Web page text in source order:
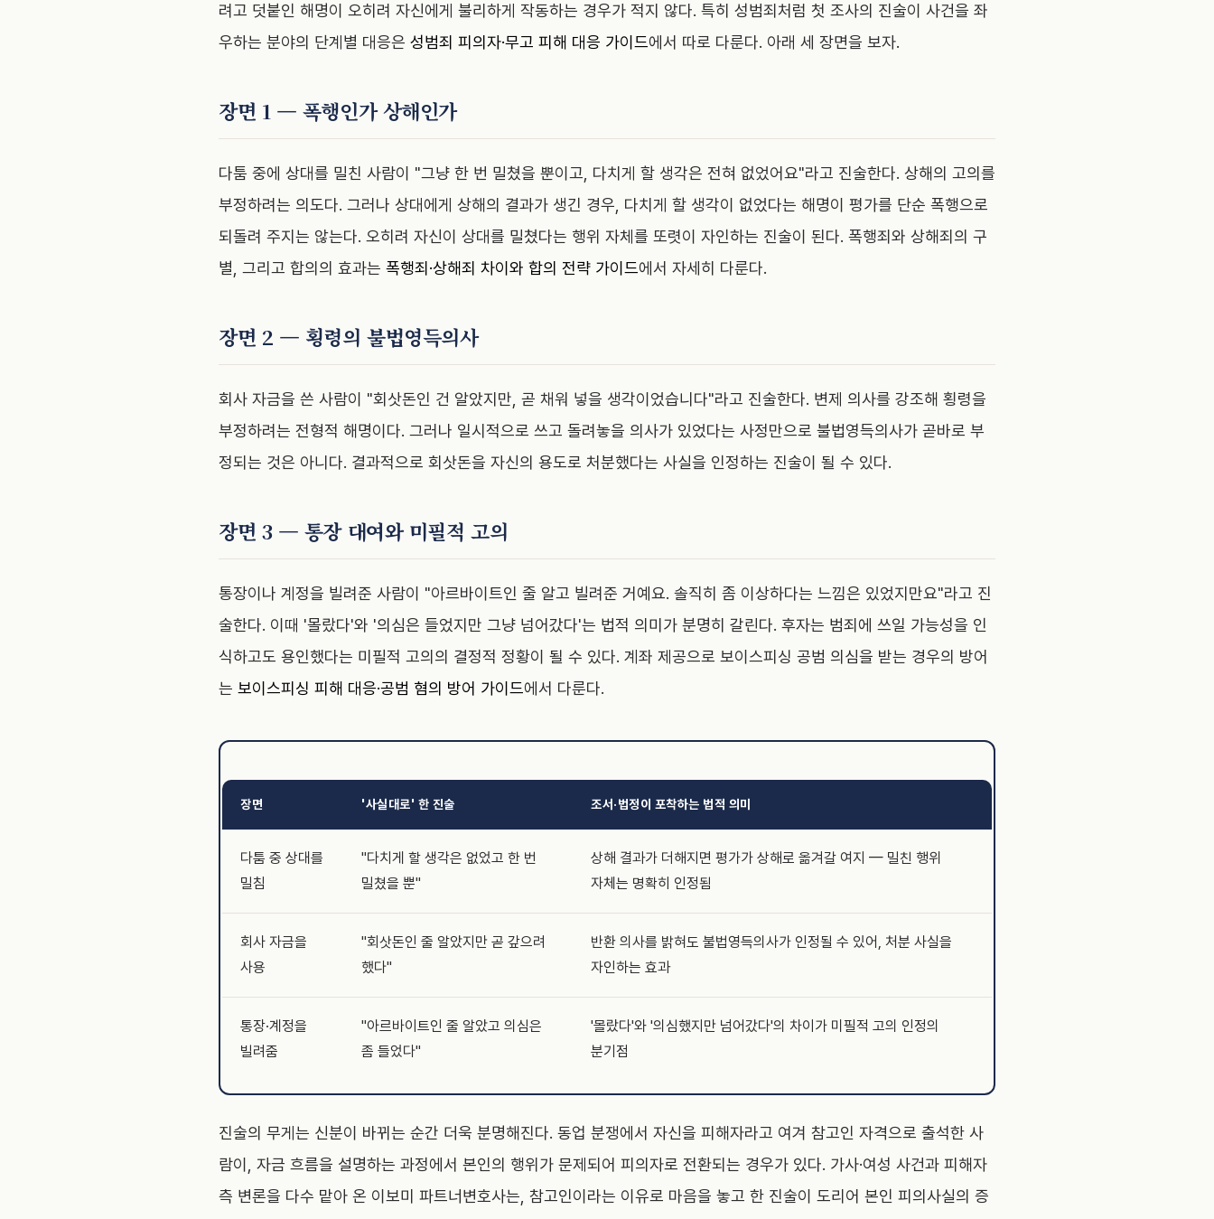
려고 덧붙인 해명이 오히려 자신에게 불리하게 작동하는 경우가 적지 않다. 특히 성범죄처럼 첫 조사의 진술이 사건을 좌
우하는 분야의 단계별 대응은 성범죄 피의자·무고 피해 대응 가이드에서 따로 다룬다. 아래 세 장면을 보자.
장면 1 — 폭행인가 상해인가
다툼 중에 상대를 밀친 사람이 "그냥 한 번 밀쳤을 뿐이고, 다치게 할 생각은 전혀 없었어요"라고 진술한다. 상해의 고의를
부정하려는 의도다. 그러나 상대에게 상해의 결과가 생긴 경우, 다치게 할 생각이 없었다는 해명이 평가를 단순 폭행으로
되돌려 주지는 않는다. 오히려 자신이 상대를 밀쳤다는 행위 자체를 또렷이 자인하는 진술이 된다. 폭행죄와 상해죄의 구
별, 그리고 합의의 효과는 폭행죄·상해죄 차이와 합의 전략 가이드에서 자세히 다룬다.
장면 2 — 횡령의 불법영득의사
회사 자금을 쓴 사람이 "회삿돈인 건 알았지만, 곧 채워 넣을 생각이었습니다"라고 진술한다. 변제 의사를 강조해 횡령을
부정하려는 전형적 해명이다. 그러나 일시적으로 쓰고 돌려놓을 의사가 있었다는 사정만으로 불법영득의사가 곧바로 부
정되는 것은 아니다. 결과적으로 회삿돈을 자신의 용도로 처분했다는 사실을 인정하는 진술이 될 수 있다.
장면 3 — 통장 대여와 미필적 고의
통장이나 계정을 빌려준 사람이 "아르바이트인 줄 알고 빌려준 거예요. 솔직히 좀 이상하다는 느낌은 있었지만요"라고 진
술한다. 이때 '몰랐다'와 '의심은 들었지만 그냥 넘어갔다'는 법적 의미가 분명히 갈린다. 후자는 범죄에 쓰일 가능성을 인
식하고도 용인했다는 미필적 고의의 결정적 정황이 될 수 있다. 계좌 제공으로 보이스피싱 공범 의심을 받는 경우의 방어
는 보이스피싱 피해 대응·공범 혐의 방어 가이드에서 다룬다.
장면 '사실대로' 한 진술 조서·법정이 포착하는 법적 의미
다툼 중 상대를
밀침
"다치게 할 생각은 없었고 한 번
밀쳤을 뿐"
상해 결과가 더해지면 평가가 상해로 옮겨갈 여지 — 밀친 행위
자체는 명확히 인정됨
회사 자금을
사용
"회삿돈인 줄 알았지만 곧 갚으려
했다"
반환 의사를 밝혀도 불법영득의사가 인정될 수 있어, 처분 사실을
자인하는 효과
통장·계정을
빌려줌
"아르바이트인 줄 알았고 의심은
좀 들었다"
'몰랐다'와 '의심했지만 넘어갔다'의 차이가 미필적 고의 인정의
분기점
진술의 무게는 신분이 바뀌는 순간 더욱 분명해진다. 동업 분쟁에서 자신을 피해자라고 여겨 참고인 자격으로 출석한 사
람이, 자금 흐름을 설명하는 과정에서 본인의 행위가 문제되어 피의자로 전환되는 경우가 있다. 가사·여성 사건과 피해자
측 변론을 다수 맡아 온 이보미 파트너변호사는, 참고인이라는 이유로 마음을 놓고 한 진술이 도리어 본인 피의사실의 증